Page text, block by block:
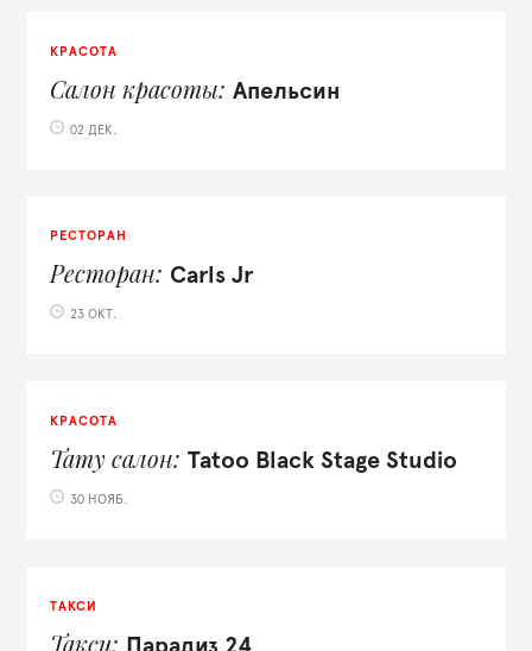
КРАСОТА
Салон красоты Апельсин
02 ДЕК.
РЕСТОРАН
Ресторан Carls Jr
23 ОКТ.
КРАСОТА
Тату салон Tatoo Black Stage Studio
30 НОЯБ.
ТАКСИ
Такси Парадиз 24